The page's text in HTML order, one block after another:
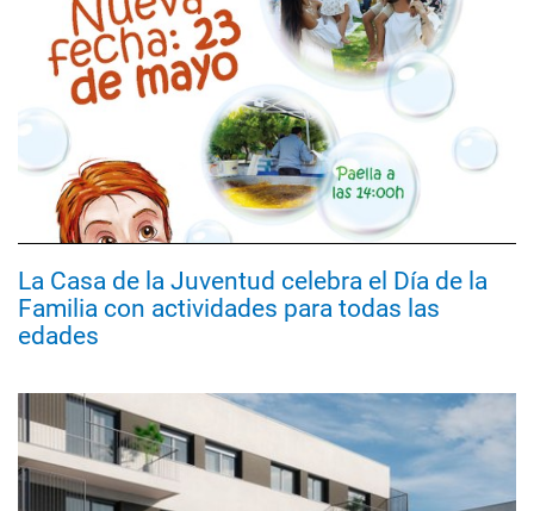
La Casa de la Juventud celebra el Día de la
Familia con actividades para todas las
edades